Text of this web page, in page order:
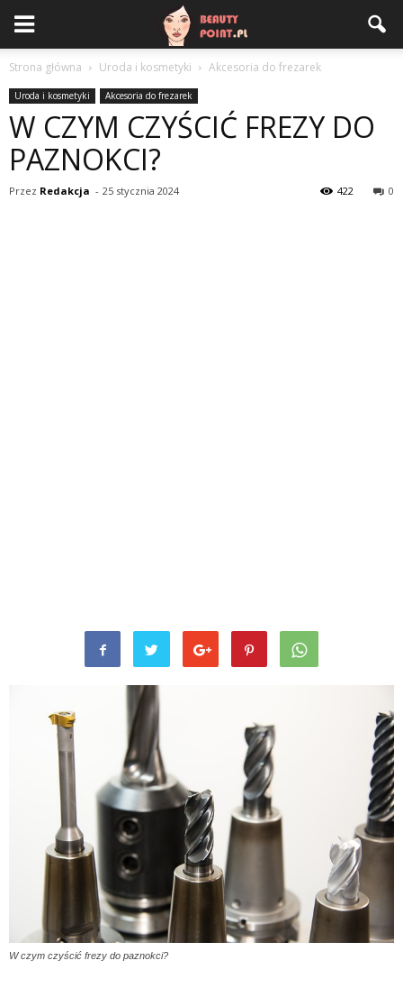
Strona główna Uroda i kosmetyki Akcesoria do frezarek
Uroda i kosmetyki Akcesoria do frezarek
W CZYM CZYŚCIĆ FREZY DO
PAZNOKCI?
Przez Redakcja - 25 stycznia 2024 0
422
W czym czyścić frezy do paznokci?